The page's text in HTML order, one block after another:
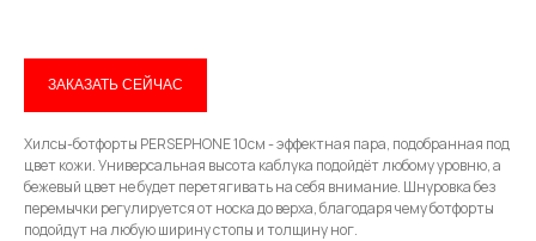
ЗАКАЗАТЬ СЕЙЧАС
Хилсы-ботфорты PERSEPHONE 10см - эффектная пара, подобранная под
цвет кожи. Универсальная высота каблука подойдёт любому уровню, а
бежевый цвет не будет перетягивать на себя внимание. Шнуровка без
перемычки регулируется от носка до верха, благодаря чему ботфорты
подойдут на любую ширину стопы и толщину ног.